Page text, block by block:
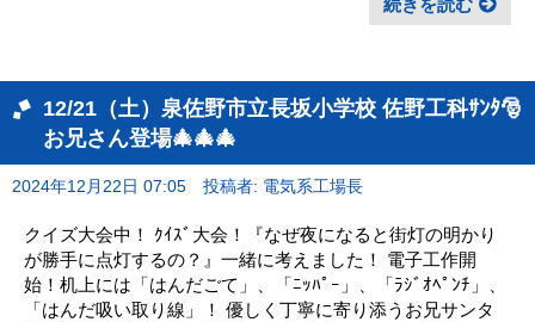
12/21（土）泉佐野市立長坂小学校 佐野工科ｻﾝﾀ🎅
お兄さん登場🎄🎄🎄
2024年12月22日 07:05 投稿者: 電気系工場長
クイズ大会中！ ｸｲｽﾞ大会！『なぜ夜になると街灯の明かり
が勝手に点灯するの？』一緒に考えました！ 電子工作開
始！机上には「はんだごて」、「ﾆｯﾊﾟｰ」、「ﾗｼﾞｵﾍﾟﾝﾁ」、
「はんだ吸い取り線」！ 優しく丁寧に寄り添うお兄サンタ